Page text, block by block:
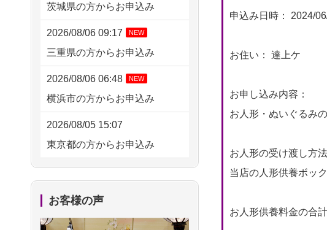
申込み日時： 2024/
お住い： 達上ケ
お申し込み内容：
お人形・ぬいぐるみ
お人形の受け渡し方法
当店の人形供養ボッ
お人形供養料金の合
茨城県の方からお申込み
2026/08/06 09:17 NEW
三重県の方からお申込み
2026/08/06 06:48 NEW
横浜市の方からお申込み
2026/08/05 15:07
東京都の方からお申込み
2026/08/05 11:33
2026/08/04 17:34
お客様の声